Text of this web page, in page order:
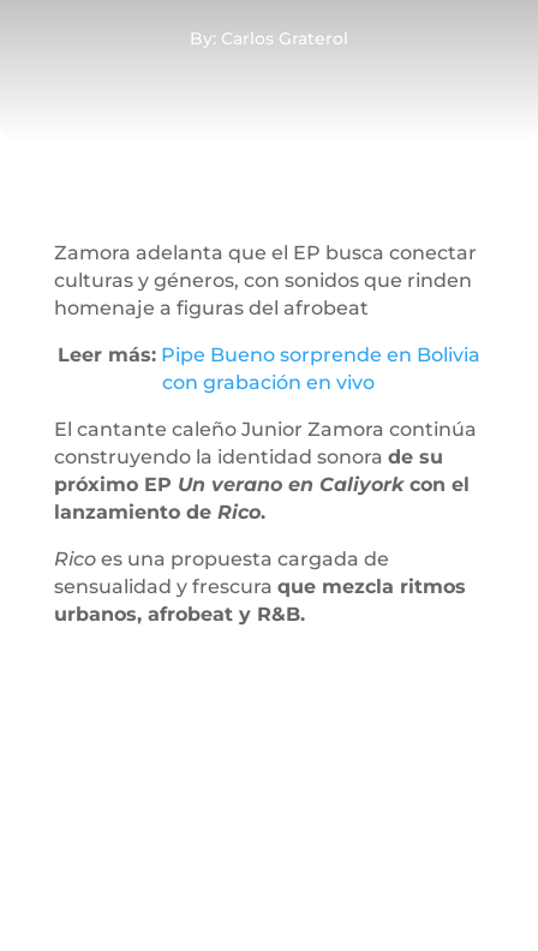
By: Carlos Graterol
Zamora adelanta que el EP busca conectar
culturas y géneros, con sonidos que rinden
homenaje a figuras del afrobeat
Leer más: Pipe Bueno sorprende en Bolivia
con grabación en vivo
El cantante caleño Junior Zamora continúa
construyendo la identidad sonora de su
próximo EP Un verano en Caliyorkcon el
lanzamiento de Rico.
Ricoes una propuesta cargada de
sensualidad y frescura que mezcla ritmos
urbanos, afrobeat y R&B.